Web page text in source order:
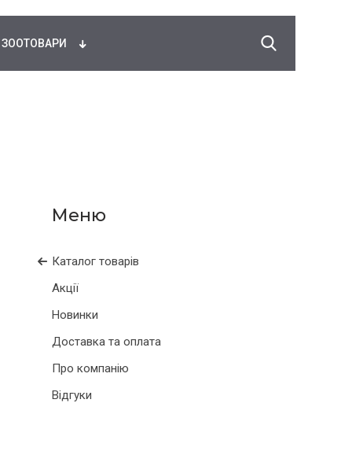
ЗООТОВАРИ
Каталог товарів
Акції
Новинки
Доставка та оплата
Про компанію
Відгуки